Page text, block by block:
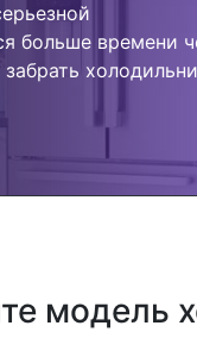
больше времени
модель